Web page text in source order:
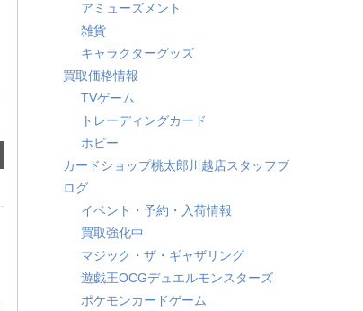
アミューズメント
雑貨
キャラクターグッズ
買取価格情報
TVゲーム
トレーディングカード
ホビー
カードショップ桃太郎川越店スタッフブ
ログ
イベント・予約・入荷情報
買取強化中
マジック・ザ・ギャザリング
遊戯王OCGデュエルモンスターズ
ポケモンカードゲーム